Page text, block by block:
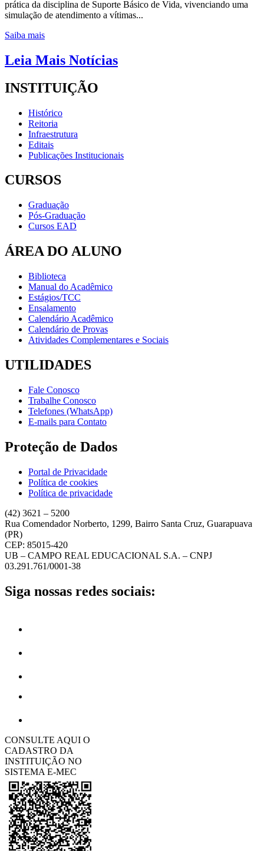
prática da disciplina de Suporte Básico de Vida, vivenciando uma
simulação de atendimento a vítimas...
Saiba mais
Leia Mais Notícias
INSTITUIÇÃO
Histórico
Reitoria
Infraestrutura
Editais
Publicações Institucionais
CURSOS
Graduação
Pós-Graduação
Cursos EAD
ÁREA DO ALUNO
Biblioteca
Manual do Acadêmico
Estágios/TCC
Ensalamento
Calendário Acadêmico
Calendário de Provas
Atividades Complementares e Sociais
UTILIDADES
Fale Conosco
Trabalhe Conosco
Telefones (WhatsApp)
E-mails para Contato
Proteção de Dados
Portal de Privacidade
Política de cookies
Política de privacidade
(42) 3621 – 5200
Rua Comendador Norberto, 1299, Bairro Santa Cruz, Guarapuava
(PR)
CEP: 85015-420
UB – CAMPO REAL EDUCACIONAL S.A. – CNPJ
03.291.761/0001-38
Siga nossas redes sociais:
CONSULTE AQUI O
CADASTRO DA
INSTITUIÇÃO NO
SISTEMA E-MEC